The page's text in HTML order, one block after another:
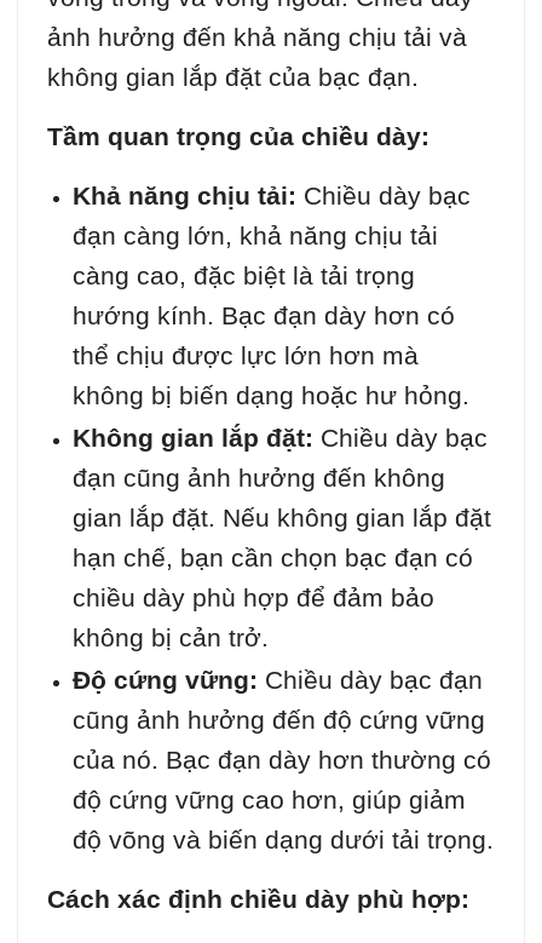
ảnh hưởng đến khả năng chịu tải và
không gian lắp đặt của bạc đạn.
Tầm quan trọng của chiều dày:
Khả năng chịu tải: Chiều dày bạc
đạn càng lớn, khả năng chịu tải
càng cao, đặc biệt là tải trọng
hướng kính. Bạc đạn dày hơn có
thể chịu được lực lớn hơn mà
không bị biến dạng hoặc hư hỏng.
Không gian lắp đặt: Chiều dày bạc
đạn cũng ảnh hưởng đến không
gian lắp đặt. Nếu không gian lắp đặt
hạn chế, bạn cần chọn bạc đạn có
chiều dày phù hợp để đảm bảo
không bị cản trở.
Độ cứng vững: Chiều dày bạc đạn
cũng ảnh hưởng đến độ cứng vững
của nó. Bạc đạn dày hơn thường có
độ cứng vững cao hơn, giúp giảm
độ võng và biến dạng dưới tải trọng.
Cách xác định chiều dày phù hợp: